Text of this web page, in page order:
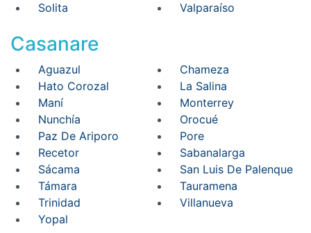
Solita Valparaíso
Casanare
Aguazul
Chameza
Hato Corozal
La Salina
Maní
Monterrey
Nunchía
Orocué
Paz De Ariporo
Pore
Recetor
Sabanalarga
Sácama
San Luis De Palenque
Támara
Tauramena
Trinidad
Villanueva
Yopal